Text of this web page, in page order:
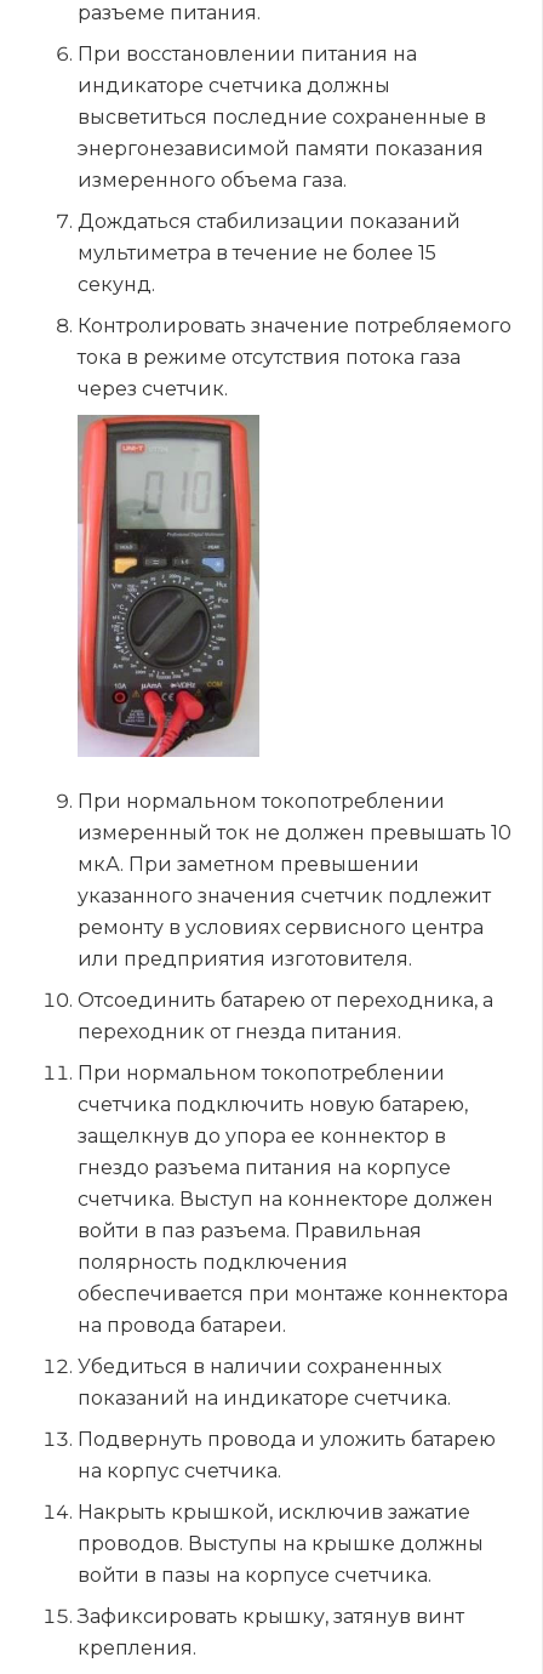
разъеме питания.
При восстановлении питания на
индикаторе счетчика должны
высветиться последние сохраненные в
энергонезависимой памяти показания
измеренного объема газа.
Дождаться стабилизации показаний
мультиметра в течение не более 15
секунд.
Контролировать значение потребляемого
тока в режиме отсутствия потока газа
через счетчик.
При нормальном токопотреблении
измеренный ток не должен превышать 10
мкА. При заметном превышении
указанного значения счетчик подлежит
ремонту в условиях сервисного центра
или предприятия изготовителя.
Отсоединить батарею от переходника, а
переходник от гнезда питания.
При нормальном токопотреблении
счетчика подключить новую батарею,
защелкнув до упора ее коннектор в
гнездо разъема питания на корпусе
счетчика. Выступ на коннекторе должен
войти в паз разъема. Правильная
полярность подключения
обеспечивается при монтаже коннектора
на провода батареи.
Убедиться в наличии сохраненных
показаний на индикаторе счетчика.
Подвернуть провода и уложить батарею
на корпус счетчика.
Накрыть крышкой, исключив зажатие
проводов. Выступы на крышке должны
войти в пазы на корпусе счетчика.
Зафиксировать крышку, затянув винт
крепления.